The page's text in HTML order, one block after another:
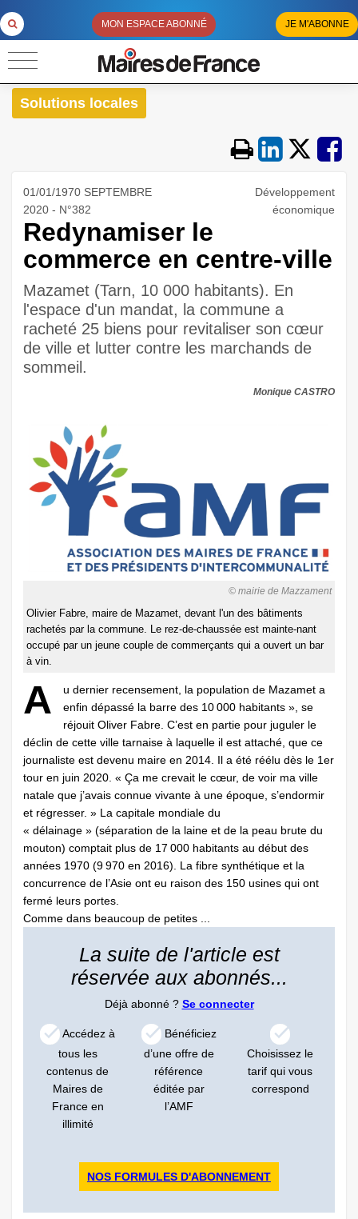
MON ESPACE ABONNÉ JE M'ABONNE
Solutions locales
01/01/1970 SEPTEMBRE
2020 - N°382
Développement
économique
Redynamiser le
commerce en centre-ville
Mazamet (Tarn, 10 000 habitants). En
l'espace d'un mandat, la commune a
racheté 25 biens pour revitaliser son cœur
de ville et lutter contre les marchands de
sommeil.
Monique CASTRO
© mairie de Mazzament
Olivier Fabre, maire de Mazamet, devant l'un des bâtiments
rachetés par la commune. Le rez-de-chaussée est mainte-nant
occupé par un jeune couple de commerçants qui a ouvert un bar
à vin.
A
u dernier recensement, la population de Mazamet a
enfin dépassé la barre des 10 000 habitants », se
réjouit Oliver Fabre. C’est en partie pour juguler le
déclin de cette ville tarnaise à laquelle il est attaché, que ce
journaliste est devenu maire en 2014. Il a été réélu dès le 1er
tour en juin 2020. « Ça me crevait le cœur, de voir ma ville
natale que j’avais connue vivante à une époque, s’endormir
et régresser. » La capitale mondiale du
« délainage » (séparation de la laine et de la peau brute du
mouton) comptait plus de 17 000 habitants au début des
années 1970 (9 970 en 2016). La fibre synthétique et la
concurrence de l’Asie ont eu raison des 150 usines qui ont
fermé leurs portes.
Comme dans beaucoup de petites ...
La suite de l'article est
réservée aux abonnés...
Déjà abonné ? Se connecter
Accédez à
tous les
contenus de
Maires de
France en
illimité
Bénéficiez
d’une offre de
référence
éditée par
l’AMF
Choisissez le
tarif qui vous
correspond
NOS FORMULES D'ABONNEMENT